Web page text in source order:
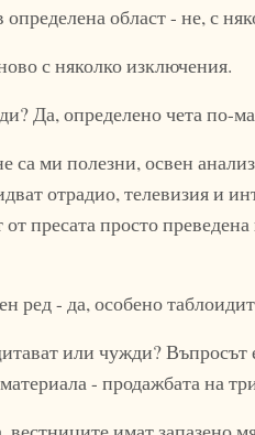
област - не, с
с няколко изключения.
Да, определено чета по-
са ми полезни, освен
отрадио, телевизия и
пресата просто
ред - да, особено
или чужди? Въпросът
- продажбата на